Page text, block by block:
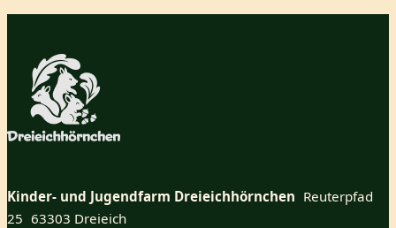
Kinder- und Jugendfarm Dreieichhörnchen Reuterpfad
25 63303 Dreieich